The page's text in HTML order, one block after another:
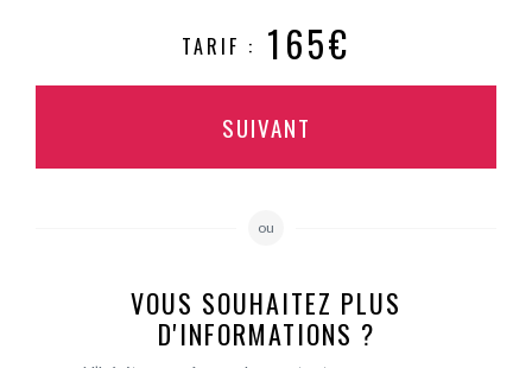
TARIF : 165€
SUIVANT
ou
VOUS SOUHAITEZ PLUS
D'INFORMATIONS ?